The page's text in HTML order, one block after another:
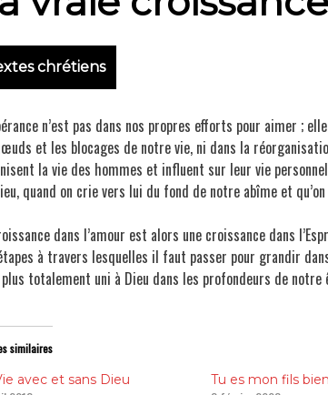
Père
chrétiens
n’est pas dans nos propres efforts pour aimer ;
et les blocages de notre vie, ni dans la
la vie des hommes et influent sur leur vie
quand on crie vers lui du fond de notre abîme et
dans l’amour est alors une croissance dans
à travers lesquelles il faut passer pour grandir
totalement uni à Dieu dans les profondeurs de notre
similaires
avec et sans Dieu Tu es mon fils